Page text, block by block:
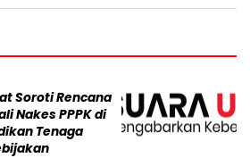
Soroti Rencana
Nakes PPPK di
Tenaga